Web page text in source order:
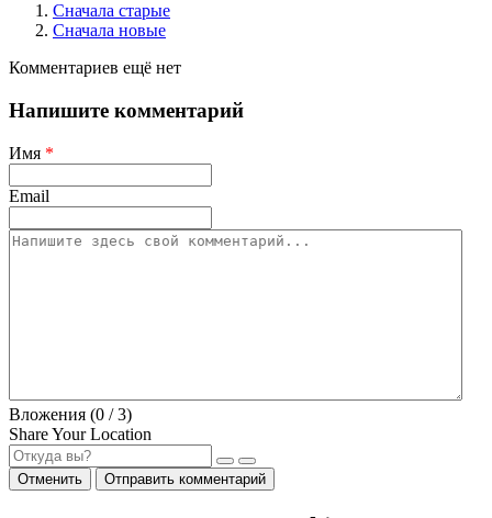
Сначала старые
Сначала новые
Комментариев ещё нет
Напишите комментарий
Имя *
Email
Вложения (0 / 3)
Share Your Location
Отменить Отправить комментарий